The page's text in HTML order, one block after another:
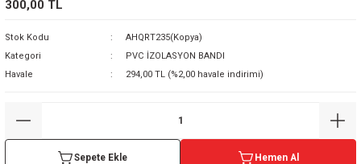
300,00 TL
Stok Kodu
AHQRT235(Kopya)
Kategori
PVC İZOLASYON BANDI
Havale
294,00 TL (%2,00 havale indirimi)
Sepete Ekle Hemen Al